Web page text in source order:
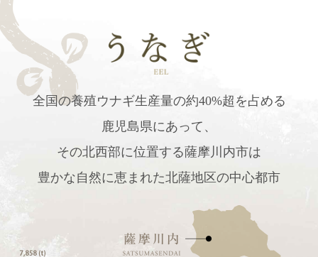
全国の養殖ウナギ生産量の約40%超を占める
鹿児島県にあって、
その北西部に位置する薩摩川内市は
豊かな自然に恵まれた北薩地区の中心都市